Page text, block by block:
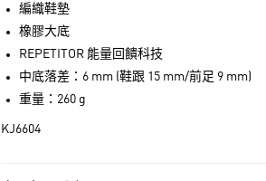
運送方式
每筆NT$80，滿NT$1,500(含以上)免運費
編織鞋墊
橡膠大底
REPETITOR 能量回饋科技
中底落差：6 mm (鞋跟 15 mm/前足 9 mm)
重量：260 g
KJ6604